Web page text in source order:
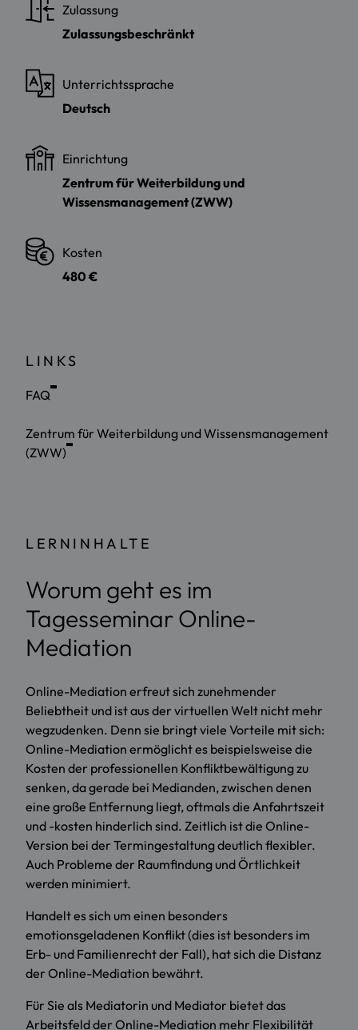
Zulassung
Zulassungsbeschränkt
Unterrichtssprache
Deutsch
Einrichtung
Zentrum für Weiterbildung und
Wissensmanagement (ZWW)
Kosten
480 €
LINKS
FAQ
Zentrum für Weiterbildung und Wissensmanagement
(ZWW)
LERNINHALTE
Worum geht es im
Tagesseminar Online-
Mediation
Online-Mediation erfreut sich zunehmender
Beliebtheit und ist aus der virtuellen Welt nicht mehr
wegzudenken. Denn sie bringt viele Vorteile mit sich:
Online-Mediation ermöglicht es beispielsweise die
Kosten der professionellen Konfliktbewältigung zu
senken, da gerade bei Medianden, zwischen denen
eine große Entfernung liegt, oftmals die Anfahrtszeit
und -kosten hinderlich sind. Zeitlich ist die Online-
Version bei der Termingestaltung deutlich flexibler.
Auch Probleme der Raumfindung und Örtlichkeit
werden minimiert.
Handelt es sich um einen besonders
emotionsgeladenen Konflikt (dies ist besonders im
Erb- und Familienrecht der Fall), hat sich die Distanz
der Online-Mediation bewährt.
Für Sie als Mediatorin und Mediator bietet das
Arbeitsfeld der Online-Mediation mehr Flexibilität